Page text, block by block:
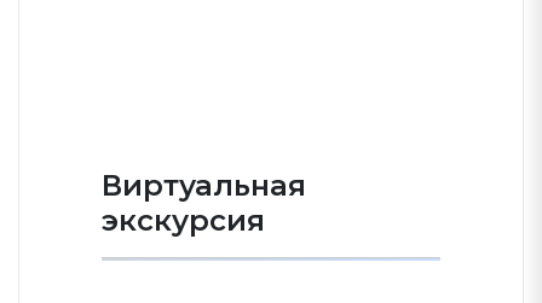
Виртуальная
экскурсия